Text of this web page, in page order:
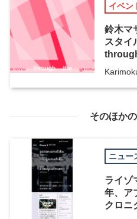
イベン
鈴木マ
スタイ
そのほか
ニュー
ライゾ
年、ア
クロニ